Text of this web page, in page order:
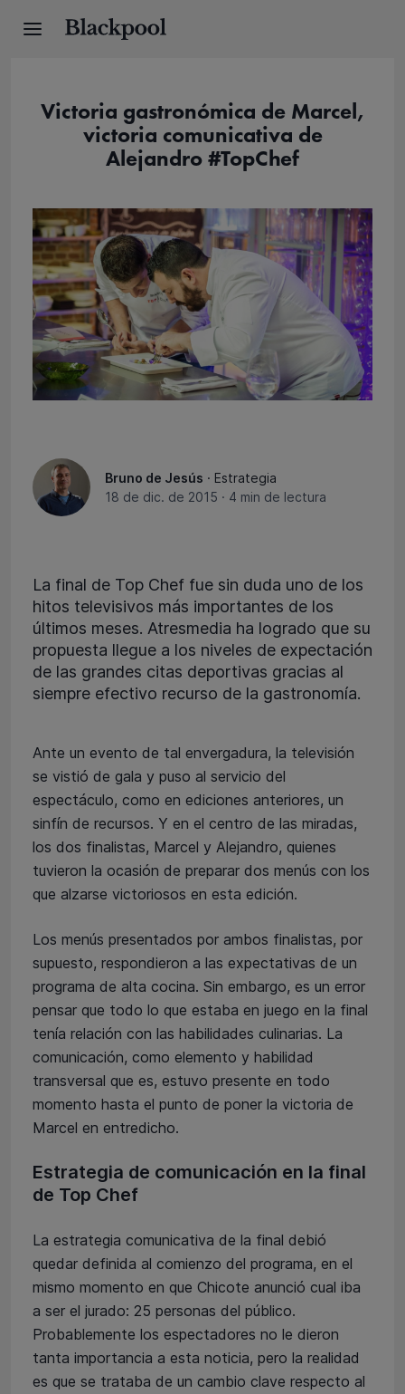
Victoria gastronómica de Marcel,
victoria comunicativa de
Alejandro #TopChef
Bruno de Jesús · Estrategia
18 de dic. de 2015 · 4 min de lectura
La final de Top Chef fue sin duda uno de los
hitos televisivos más importantes de los
últimos meses. Atresmedia ha logrado que su
propuesta llegue a los niveles de expectación
de las grandes citas deportivas gracias al
siempre efectivo recurso de la gastronomía.
Ante un evento de tal envergadura, la televisión
se vistió de gala y puso al servicio del
espectáculo, como en ediciones anteriores, un
sinfín de recursos. Y en el centro de las miradas,
los dos finalistas, Marcel y Alejandro, quienes
tuvieron la ocasión de preparar dos menús con los
que alzarse victoriosos en esta edición.
Los menús presentados por ambos finalistas, por
supuesto, respondieron a las expectativas de un
programa de alta cocina. Sin embargo, es un error
pensar que todo lo que estaba en juego en la final
tenía relación con las habilidades culinarias. La
comunicación, como elemento y habilidad
transversal que es, estuvo presente en todo
momento hasta el punto de poner la victoria de
Marcel en entredicho.
Estrategia de comunicación en la final
de Top Chef
La estrategia comunicativa de la final debió
quedar definida al comienzo del programa, en el
mismo momento en que Chicote anunció cual iba
a ser el jurado: 25 personas del público.
Probablemente los espectadores no le dieron
tanta importancia a esta noticia, pero la realidad
es que se trataba de un cambio clave respecto al